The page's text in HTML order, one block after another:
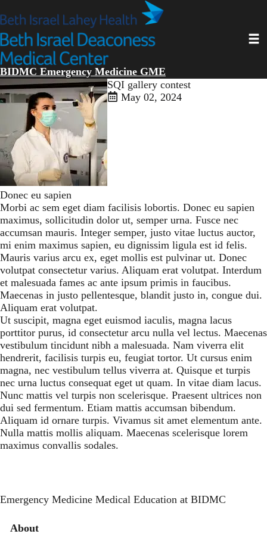
to
main
content
BIDMC Emergency Medicine GME
SQI gallery contest
May 02, 2024
Donec eu sapien
Morbi ac sem eget diam facilisis lobortis. Donec eu sapien
maximus, sollicitudin dolor ut, semper urna. Fusce nec
accumsan mauris. Integer semper, justo vitae luctus auctor,
mi enim maximus sapien, eu dignissim ligula est id felis.
Mauris varius arcu ex, eget mollis est pulvinar ut. Donec
volutpat consectetur varius. Aliquam erat volutpat. Interdum
et malesuada fames ac ante ipsum primis in faucibus.
Maecenas in justo pellentesque, blandit justo in, congue dui.
Aliquam erat volutpat.
Ut suscipit, magna eget euismod iaculis, magna lacus
porttitor purus, id consectetur arcu nulla vel lectus. Maecenas
vestibulum tincidunt nibh a malesuada. Nam viverra elit
hendrerit, facilisis turpis eu, feugiat tortor. Ut cursus enim
magna, nec vestibulum tellus viverra at. Quisque et turpis
nec urna luctus consequat eget ut quam. In vitae diam lacus.
Nunc mattis vel turpis non scelerisque. Praesent ultrices non
dui sed fermentum. Etiam mattis accumsan bibendum.
Aliquam id ornare turpis. Vivamus sit amet elementum ante.
Nulla mattis mollis aliquam. Maecenas scelerisque lorem
maximus convallis sodales.
Emergency Medicine Medical Education at BIDMC
Secondary menu
About